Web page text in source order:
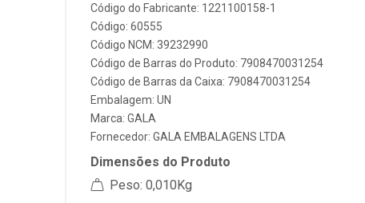
Código do Fabricante: 1221100158-1
Código: 60555
Código NCM: 39232990
Código de Barras do Produto: 7908470031254
Código de Barras da Caixa: 7908470031254
Embalagem: UN
Marca: GALA
Fornecedor: GALA EMBALAGENS LTDA
Dimensões do Produto
Peso: 0,010Kg